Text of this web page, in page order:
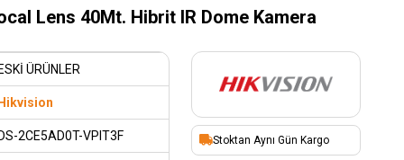
Lens 40Mt. Hibrit IR Dome Kamera
ÜRÜNLER
2CE5AD0T-VPIT3F Stoktan Aynı Gün Kargo